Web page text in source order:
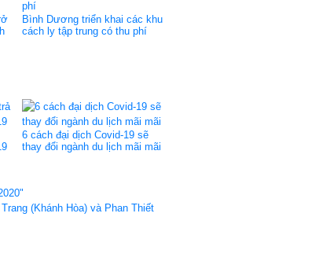
Bình Dương triển khai các khu
cách ly tập trung có thu phí
6 cách đại dịch Covid-19 sẽ
thay đổi ngành du lịch mãi mãi
(Khánh Hòa) và Phan Thiết